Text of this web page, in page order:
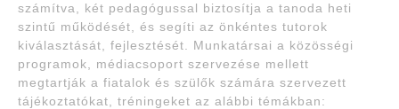
számítva, két pedagógussal biztosítja a tanoda heti
szintű működését, és segíti az önkéntes tutorok
kiválasztását, fejlesztését. Munkatársai a közösségi
programok, médiacsoport szervezése mellett
megtartják a fiatalok és szülők számára szervezett
tájékoztatókat, tréningeket az alábbi témákban: